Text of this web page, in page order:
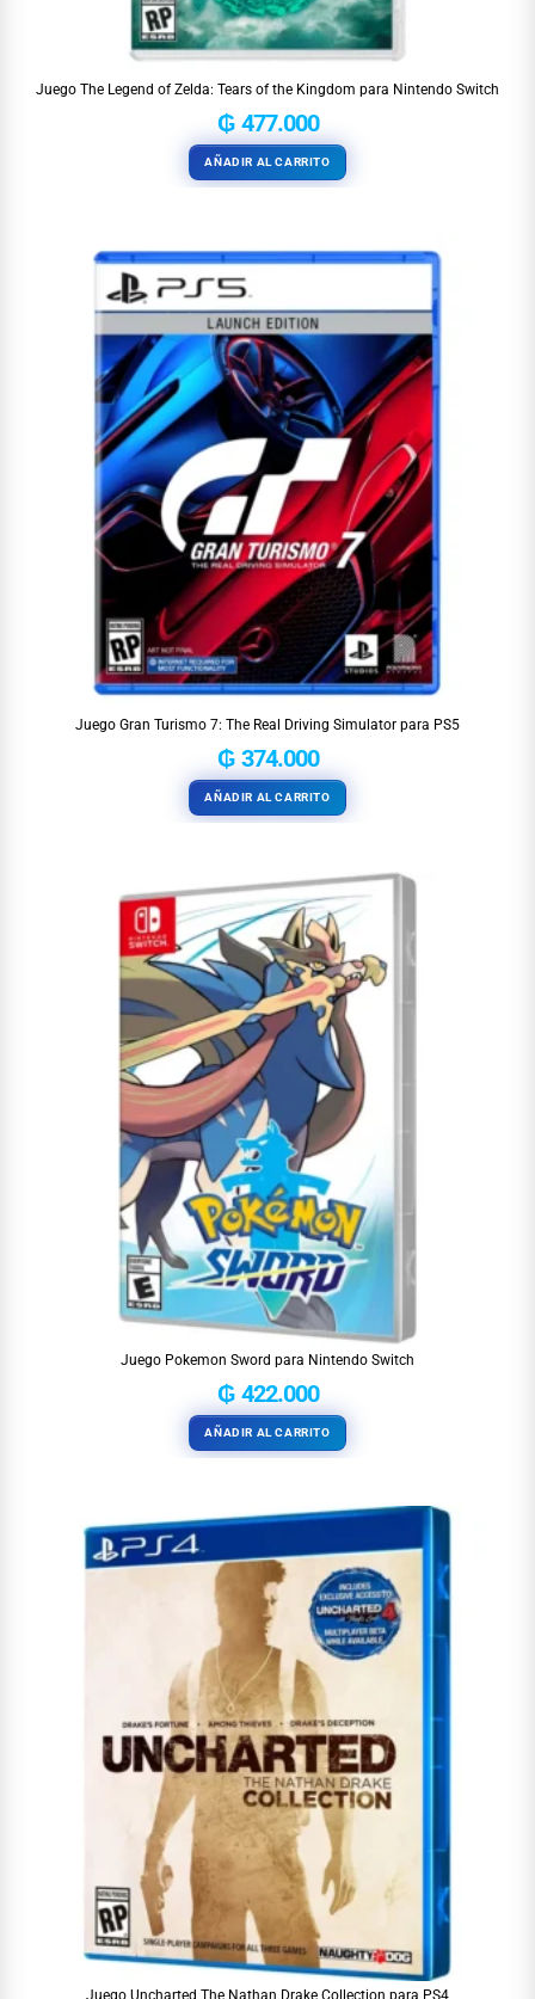
Juego The Legend of Zelda: Tears of the Kingdom para Nintendo Switch
₲477.000
AÑADIR AL CARRITO
Juego Gran Turismo 7: The Real Driving Simulator para PS5
₲374.000
AÑADIR AL CARRITO
Juego Pokemon Sword para Nintendo Switch
₲422.000
AÑADIR AL CARRITO
Juego Uncharted The Nathan Drake Collection para PS4